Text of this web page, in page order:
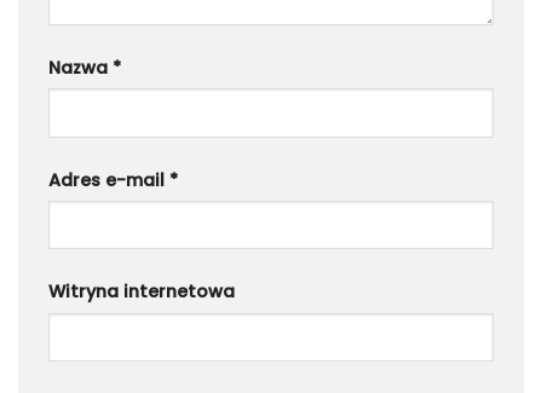
Nazwa *
Adres e-mail *
Witryna internetowa